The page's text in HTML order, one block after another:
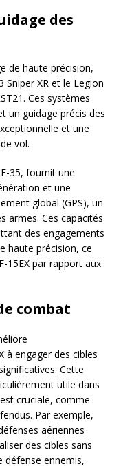
des
de haute précision,
Sniper XR et le Legion
Ces systèmes
un guidage précis des
et une
vol.
35, fournit une
et une
global (GPS), un
armes. Ces capacités
des engagements
haute précision, ce
15EX par rapport aux
combat
à engager des cibles
Cette
utile dans
cruciale, comme
Par exemple,
aériennes
des cibles sans
défense ennemis,